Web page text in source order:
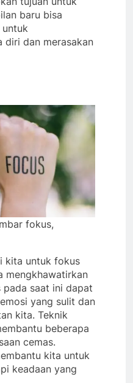
baru bisa
diri dan merasakan
fokus,
kita untuk fokus
mengkhawatirkan
pada saat ini dapat
yang sulit dan
kita. Teknik
beberapa
cemas.
kita untuk
keadaan yang